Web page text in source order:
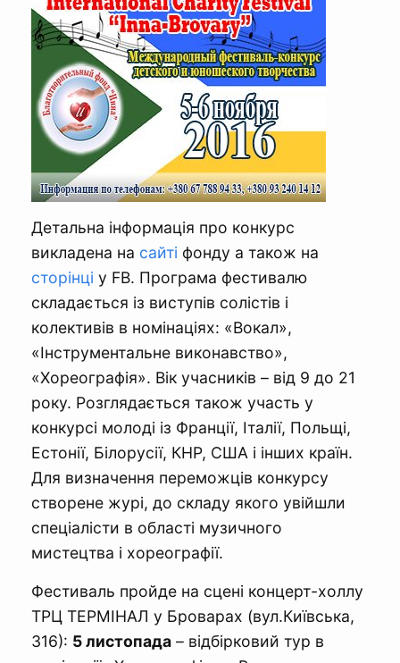
Детальна інформація про конкурс
викладена на сайті фонду а також на
сторінці у FB. Програма фестивалю
складається із виступів солістів і
колективів в номінаціях: «Вокал»,
«Інструментальне виконавство»,
«Хореографія». Вік учасників – від 9 до 21
року. Розглядається також участь у
конкурсі молоді із Франції, Італії, Польщі,
Естонії, Білорусії, КНР, США і інших країн.
Для визначення переможців конкурсу
створене журі, до складу якого увійшли
спеціалісти в області музичного
мистецтва і хореографії.
Фестиваль пройде на сцені концерт-холлу
ТРЦ ТЕРМІНАЛ у Броварах (вул.Київська,
316): 5 листопада – відбірковий тур в